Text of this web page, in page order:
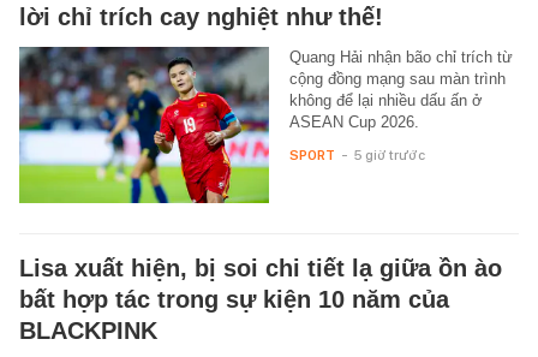
lời chỉ trích cay nghiệt như thế!
Quang Hải nhận bão chỉ trích từ
cộng đồng mạng sau màn trình
không để lại nhiều dấu ấn ở
ASEAN Cup 2026.
SPORT - 5 giờ trước
Lisa xuất hiện, bị soi chi tiết lạ giữa ồn ào
bất hợp tác trong sự kiện 10 năm của
BLACKPINK